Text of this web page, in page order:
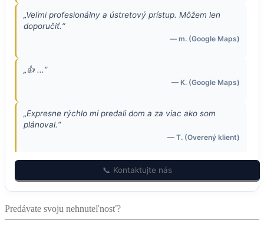
„Veľmi profesionálny a ústretový prístup. Môžem len
doporučiť.“
— m. (Google Maps)
„👍 ...“
— K. (Google Maps)
„Expresne rýchlo mi predali dom a za viac ako som
plánoval.“
— T. (Overený klient)
„Predávajú mi 2 byty v Košiciach, nakoľko ja na to
nemám čas. Veľká vďaka.“
— S. (Overený klient)
📞 Kontaktujte nás
Predávate svoju nehnuteľnosť?